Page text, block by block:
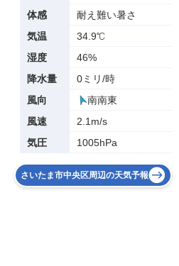
体感
耐え難い暑さ
気温
34.9℃
湿度
46%
降水量
0ミリ/時
風向
南南東
風速
2.1m/s
気圧
1005hPa
さいたま市中央区周辺の天気予報